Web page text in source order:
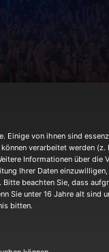
Einige von ihnen sind
verarbeitet werden
Informationen über die
Ihrer Daten
beachten Sie, dass
Sie unter 16 Jahre alt sind
bitten.